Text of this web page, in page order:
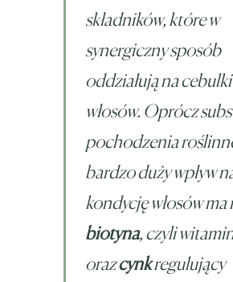
składników, które w
synergiczny sposób
oddziałują na cebulki
włosów. Oprócz
pochodzenia
bardzo duży wpływ
kondycję włosów ma
biotyna, czyli
orazcynkregulujący